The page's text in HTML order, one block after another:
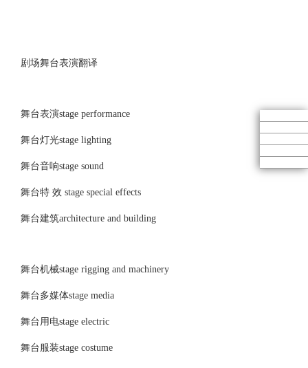
剧场舞台表演翻译
舞台表演stage performance
舞台灯光stage lighting
舞台音响stage sound
舞台特 效 stage special effects
舞台建筑architecture and building
舞台机械stage rigging and machinery
舞台多媒体stage media
舞台用电stage electric
舞台服装stage costume